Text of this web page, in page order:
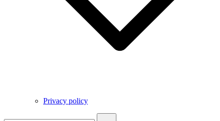
Privacy policy